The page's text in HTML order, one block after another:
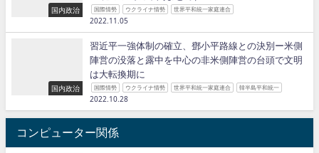
国内政治 国際情勢 ウクライナ情勢 世界平和統一家庭連合
2022.11.05
国内政治
習近平一強体制の確立、鄧小平路線との決別ー米側
陣営の没落と露中を中心の非米側陣営の台頭で文明
は大転換期に
国際情勢 ウクライナ情勢 世界平和統一家庭連合 韓半島平和統一
2022.10.28
コンピューター関係